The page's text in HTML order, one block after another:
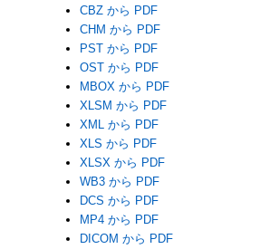
CBZ から PDF
CHM から PDF
PST から PDF
OST から PDF
MBOX から PDF
XLSM から PDF
XML から PDF
XLS から PDF
XLSX から PDF
WB3 から PDF
DCS から PDF
MP4 から PDF
DICOM から PDF